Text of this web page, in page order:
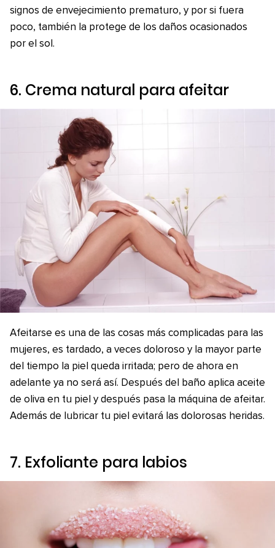
signos de envejecimiento prematuro, y por si fuera
poco, también la protege de los daños ocasionados
por el sol.
6. Crema natural para afeitar
Afeitarse es una de las cosas más complicadas para las
mujeres, es tardado, a veces doloroso y la mayor parte
del tiempo la piel queda irritada; pero de ahora en
adelante ya no será así. Después del baño aplica aceite
de oliva en tu piel y después pasa la máquina de afeitar.
Además de lubricar tu piel evitará las dolorosas heridas.
7. Exfoliante para labios